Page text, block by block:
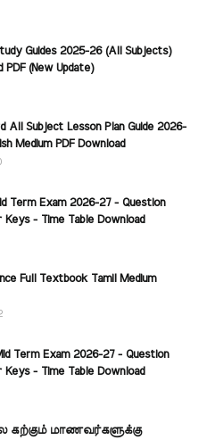
Guides 2025-26 (All Subjects)
PDF (New Update)
All Subject Lesson Plan Guide 2026-
Medium PDF Download
Term Exam 2026-27 - Question
Keys - Time Table Download
Full Textbook Tamil Medium
Term Exam 2026-27 - Question
Keys - Time Table Download
கற்கும் மாணவர்களுக்கு